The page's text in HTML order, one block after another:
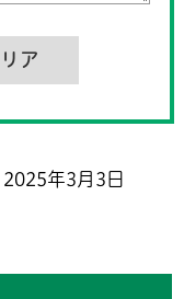
2025年3月3日